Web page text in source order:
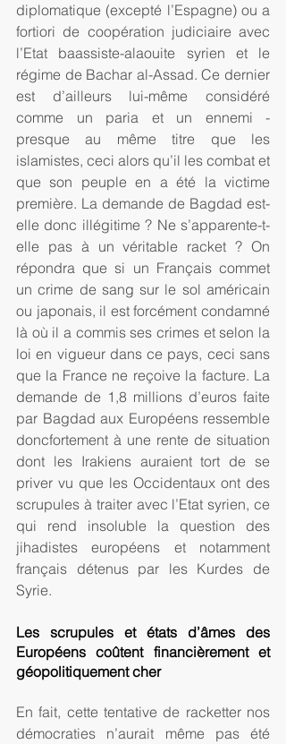
diplomatique (excepté l’Espagne) ou a
fortiori de coopération judiciaire avec
l’Etat baassiste-alaouite syrien et le
régime de Bachar al-Assad. Ce dernier
est d’ailleurs lui-même considéré
comme un paria et un ennemi -
presque au même titre que les
islamistes, ceci alors qu’il les combat et
que son peuple en a été la victime
première. La demande de Bagdad est-
elle donc illégitime ? Ne s’apparente-t-
elle pas à un véritable racket ? On
répondra que si un Français commet
un crime de sang sur le sol américain
ou japonais, il est forcément condamné
là où il a commis ses crimes et selon la
loi en vigueur dans ce pays, ceci sans
que la France ne reçoive la facture. La
demande de 1,8 millions d’euros faite
par Bagdad aux Européens ressemble
doncfortement à une rente de situation
dont les Irakiens auraient tort de se
priver vu que les Occidentaux ont des
scrupules à traiter avec l’Etat syrien, ce
qui rend insoluble la question des
jihadistes européens et notamment
français détenus par les Kurdes de
Syrie.
Les scrupules et états d’âmes des
Européens coûtent financièrement et
géopolitiquement cher
En fait, cette tentative de racketter nos
démocraties n’aurait même pas été